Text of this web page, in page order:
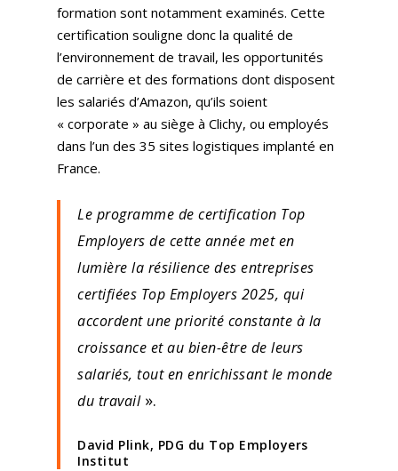
formation sont notamment examinés. Cette
certification souligne donc la qualité de
l’environnement de travail, les opportunités
de carrière et des formations dont disposent
les salariés d’Amazon, qu’ils soient
« corporate » au siège à Clichy, ou employés
dans l’un des 35 sites logistiques implanté en
France.
Le programme de certification Top
Employers de cette année met en
lumière la résilience des entreprises
certifiées Top Employers 2025, qui
accordent une priorité constante à la
croissance et au bien-être de leurs
salariés, tout en enrichissant le monde
du travail ».
David Plink, PDG du Top Employers
Institut